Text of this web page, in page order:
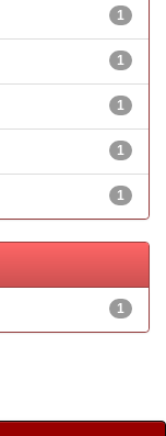
1
1
1
1
1
1